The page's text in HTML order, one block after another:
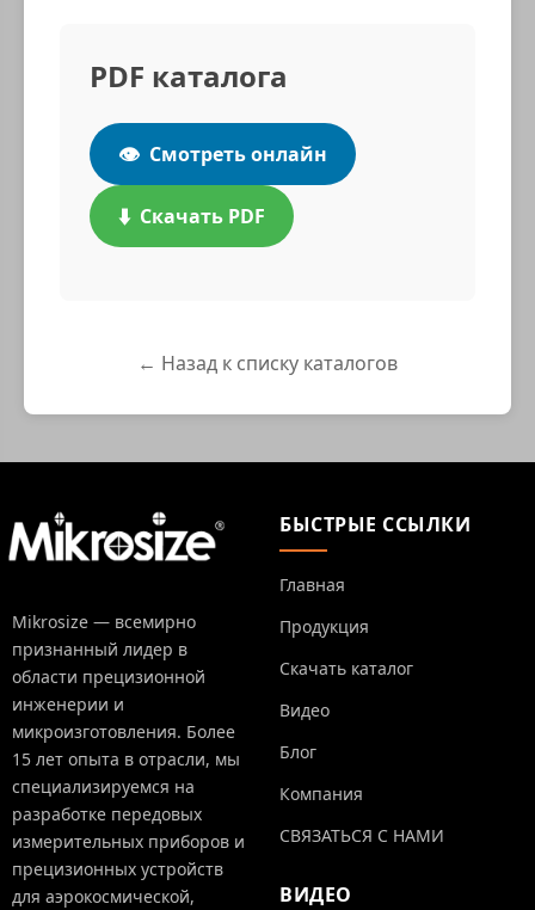
PDF каталога
👁️ Смотреть онлайн
⬇️ Скачать PDF
← Назад к списку каталогов
Mikrosize — всемирно
признанный лидер в
области прецизионной
инженерии и
микроизготовления. Более
15 лет опыта в отрасли, мы
специализируемся на
разработке передовых
измерительных приборов и
прецизионных устройств
для аэрокосмической,
БЫСТРЫЕ ССЫЛКИ
Главная
Продукция
Скачать каталог
Видео
Блог
Компания
СВЯЗАТЬСЯ С НАМИ
ВИДЕО